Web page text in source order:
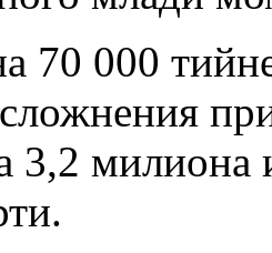
70 000
3,2 милиона